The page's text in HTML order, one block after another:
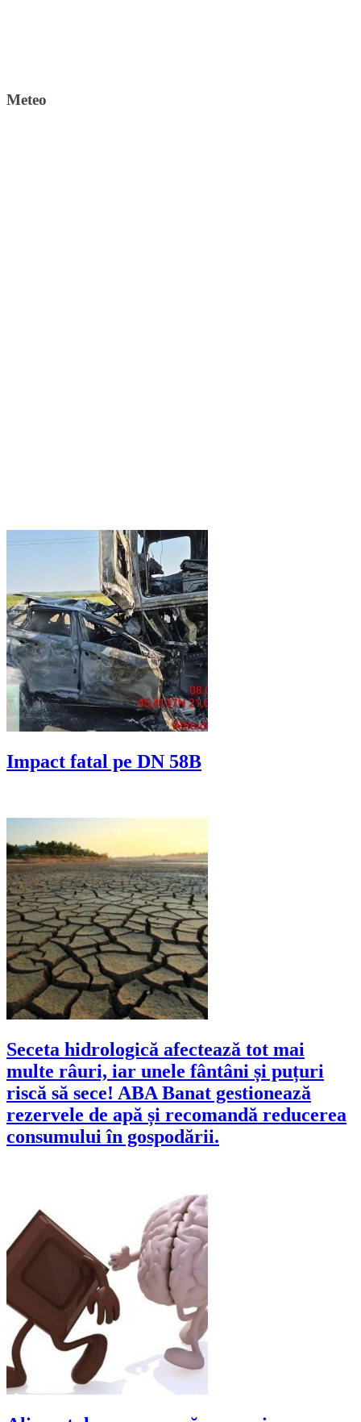
Meteo
Impact fatal pe DN 58B
Seceta hidrologică afectează tot mai
multe râuri, iar unele fântâni și puțuri
riscă să sece! ABA Banat gestionează
rezervele de apă și recomandă reducerea
consumului în gospodării.